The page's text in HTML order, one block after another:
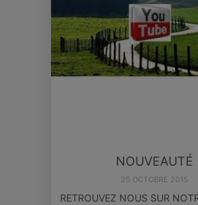
NOUVEAUTÉ
25 OCTOBRE 2015
RETROUVEZ NOUS SUR